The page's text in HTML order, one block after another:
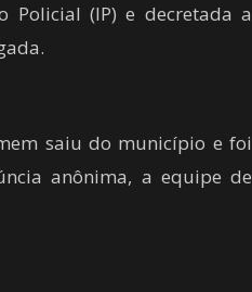
Policial (IP) e decretada a
saiu do município e foi
anônima, a equipe de